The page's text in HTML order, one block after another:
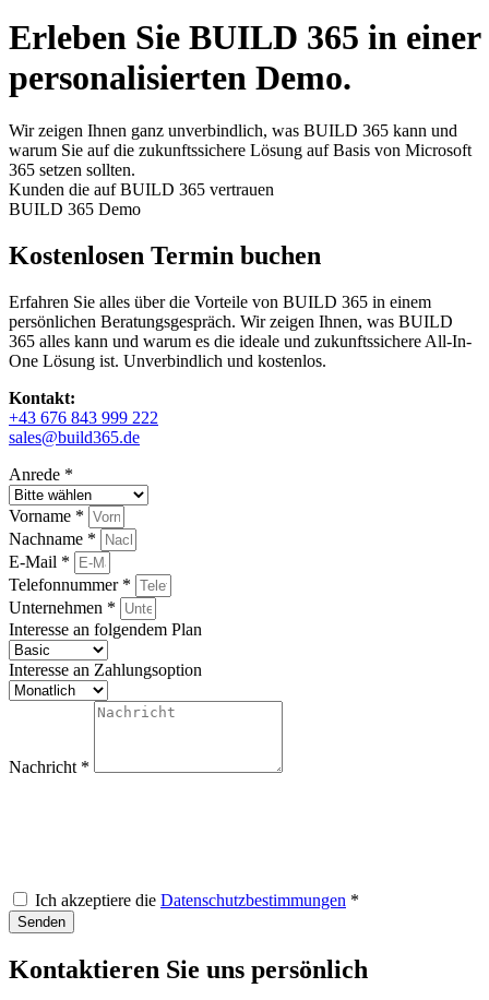
Erleben Sie BUILD 365 in einer
personalisierten Demo.
Wir zeigen Ihnen ganz unverbindlich, was BUILD 365 kann und
warum Sie auf die zukunftssichere Lösung auf Basis von Microsoft
365 setzen sollten.
Kunden die auf BUILD 365 vertrauen
BUILD 365 Demo
Kostenlosen Termin buchen
Erfahren Sie alles über die Vorteile von BUILD 365 in einem
persönlichen Beratungsgespräch. Wir zeigen Ihnen, was BUILD
365 alles kann und warum es die ideale und zukunftssichere All-In-
One Lösung ist. Unverbindlich und kostenlos.
Kontakt:
+43 676 843 999 222
sales@build365.de
Anrede *
Vorname *
Nachname *
E-Mail *
Telefonnummer *
Unternehmen *
Interesse an folgendem Plan
Interesse an Zahlungsoption
Nachricht *
Ich akzeptiere die Datenschutzbestimmungen *
Senden
Kontaktieren Sie uns persönlich